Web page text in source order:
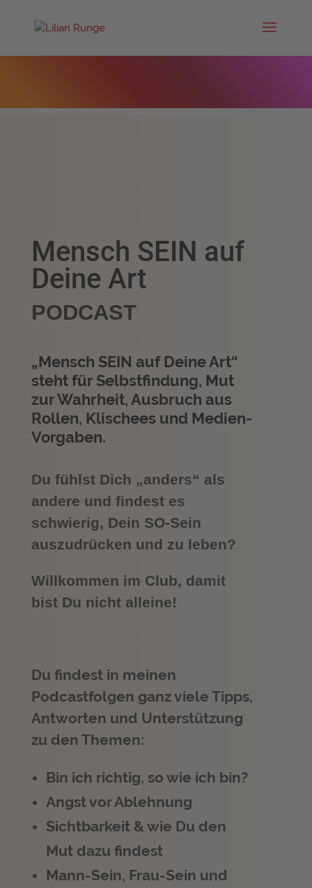
Mensch SEIN auf
Deine Art
PODCAST
„Mensch SEIN auf Deine Art“
steht für Selbstfindung, Mut
zur Wahrheit, Ausbruch aus
Rollen, Klischees und Medien-
Vorgaben.
Du fühlst Dich „anders“ als
andere und findest es
schwierig, Dein SO-Sein
auszudrücken und zu leben?
Willkommen im Club, damit
bist Du nicht alleine!
Du findest in meinen
Podcastfolgen ganz viele Tipps,
Antworten und Unterstützung
zu den Themen:
Bin ich richtig, so wie ich bin?
Angst vor Ablehnung
Sichtbarkeit & wie Du den
Mut dazu findest
Mann-Sein, Frau-Sein und